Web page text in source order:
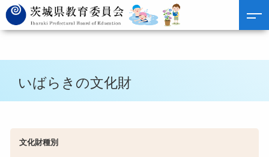
いばらきの文化財
文化財種別